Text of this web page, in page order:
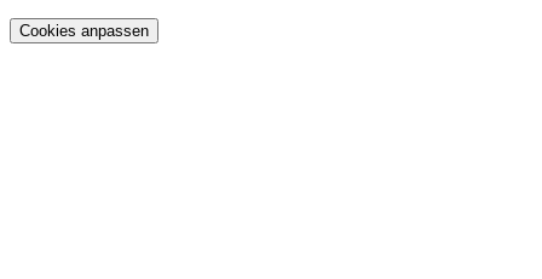
Cookies anpassen